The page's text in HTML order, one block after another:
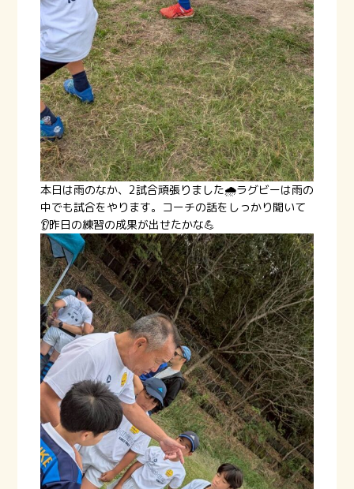
本日は雨のなか、2試合頑張りました🌧️ラグビーは雨の
中でも試合をやります。コーチの話をしっかり聞いて
👂️昨日の練習の成果が出せたかな💪